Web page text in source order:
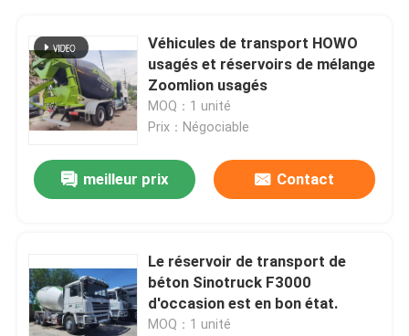
Véhicules de transport HOWO
usagés et réservoirs de mélange
Zoomlion usagés
MOQ：1 unité
Prix：Négociable
meilleur prix Contact
Le réservoir de transport de
béton Sinotruck F3000
d'occasion est en bon état.
MOQ：1 unité